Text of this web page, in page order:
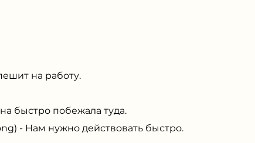
на работу.
быстро побежала туда.
- Нам нужно действовать быстро.